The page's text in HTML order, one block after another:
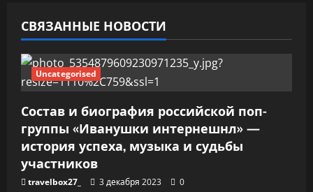
п
и
с
я
м
СВЯЗАННЫЕ НОВОСТИ
Uncategorised
Состав и биография российской поп-
группы «Иванушки интернешнл» —
история успеха, музыка и судьбы
участников
travelbox27_ 3 декабря 2023
0